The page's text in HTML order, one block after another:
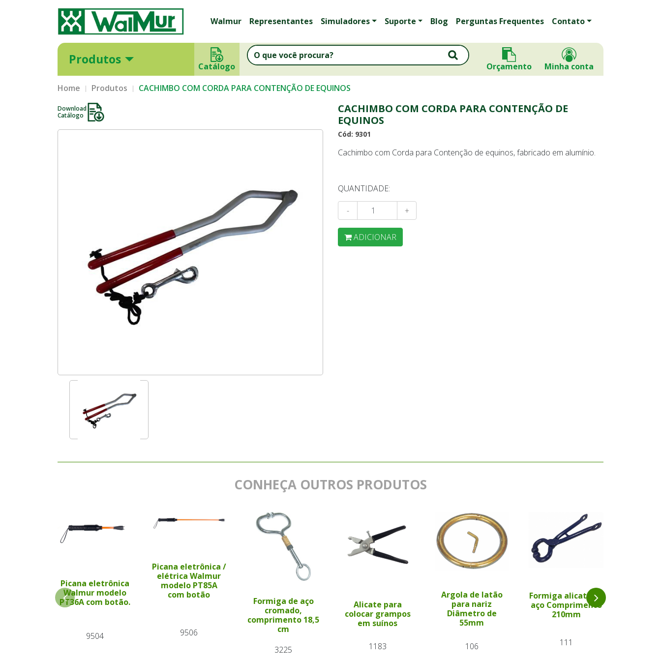
Walmur Representantes Simuladores Suporte Blog Perguntas Frequentes Contato
Produtos Catálogo Orçamento Minha conta
Home Produtos CACHIMBO COM CORDA PARA CONTENÇÃO DE EQUINOS
Download
Catálogo
CACHIMBO COM CORDA PARA CONTENÇÃO DE
EQUINOS
Cód: 9301
Cachimbo com Corda para Contenção de equinos, fabricado em alumínio.
QUANTIDADE:
- +
ADICIONAR
CONHEÇA OUTROS PRODUTOS
Picana eletrônica
Walmur modelo
PT36A com botão.
9504
Picana eletrônica /
elétrica Walmur
modelo PT85A
com botão
9506
Formiga de aço
cromado,
comprimento 18,5
cm
3225
Alicate para
colocar grampos
em suínos
1183
Argola de latão
para nariz
Diâmetro de
55mm
106
Formiga alicate de
aço Comprimento
210mm
111